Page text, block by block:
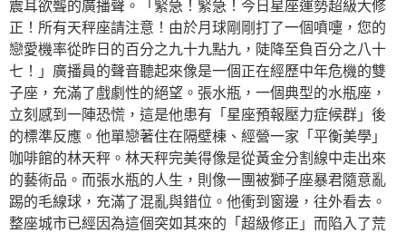
震耳欲聾的廣播聲。「緊急！緊急！今日星座運勢超級大修
正！所有天秤座請注意！由於月球剛剛打了一個噴嚏，您的
戀愛機率從昨日的百分之九十九點九，陡降至負百分之八十
七！」廣播員的聲音聽起來像是一個正在經歷中年危機的雙
子座，充滿了戲劇性的絕望。張水瓶，一個典型的水瓶座，
立刻感到一陣恐慌，這是他患有「星座預報壓力症候群」後
的標準反應。他單戀著住在隔壁棟、經營一家「平衡美學」
咖啡館的林天秤。林天秤完美得像是從黃金分割線中走出來
的藝術品。而張水瓶的人生，則像一團被獅子座暴君隨意亂
踢的毛線球，充滿了混亂與錯位。他衝到窗邊，往外看去。
整座城市已經因為這個突如其來的「超級修正」而陷入了荒